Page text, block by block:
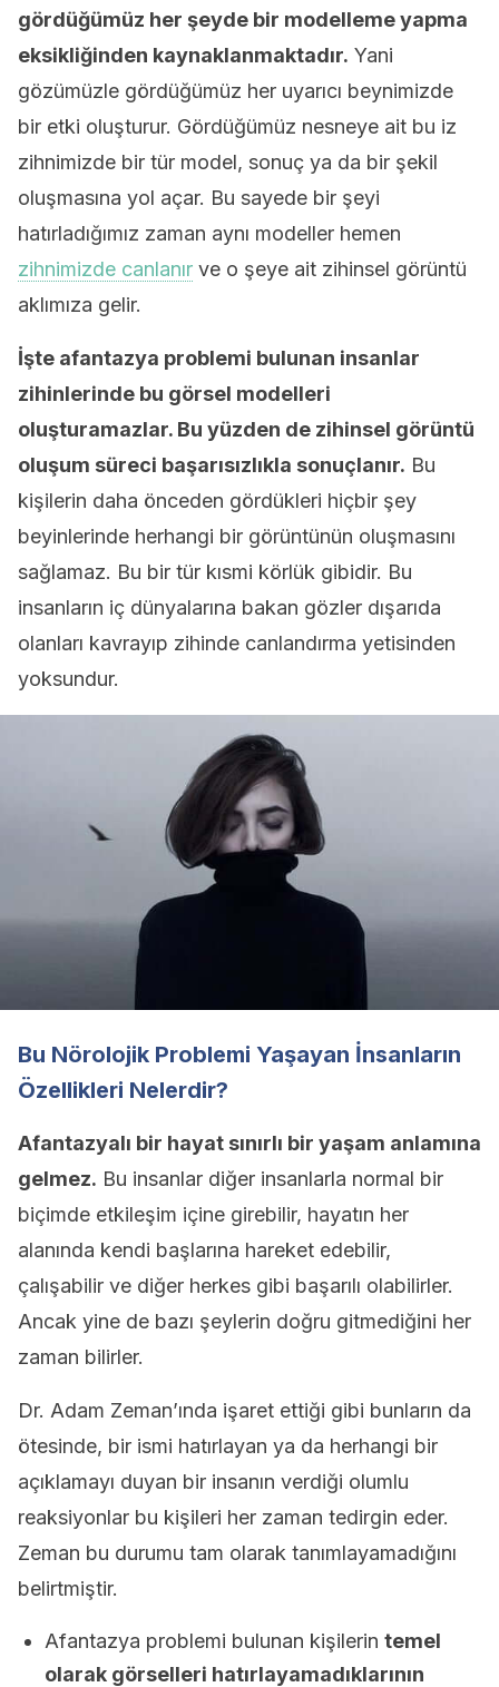
gördüğümüz her şeyde bir modelleme yapma
eksikliğinden kaynaklanmaktadır. Yani
gözümüzle gördüğümüz her uyarıcı beynimizde
bir etki oluşturur. Gördüğümüz nesneye ait bu iz
zihnimizde bir tür model, sonuç ya da bir şekil
oluşmasına yol açar. Bu sayede bir şeyi
hatırladığımız zaman aynı modeller hemen
zihnimizde canlanır ve o şeye ait zihinsel görüntü
aklımıza gelir.
İşte afantazya problemi bulunan insanlar
zihinlerinde bu görsel modelleri
oluşturamazlar. Bu yüzden de zihinsel görüntü
oluşum süreci başarısızlıkla sonuçlanır. Bu
kişilerin daha önceden gördükleri hiçbir şey
beyinlerinde herhangi bir görüntünün oluşmasını
sağlamaz. Bu bir tür kısmi körlük gibidir. Bu
insanların iç dünyalarına bakan gözler dışarıda
olanları kavrayıp zihinde canlandırma yetisinden
yoksundur.
Bu Nörolojik Problemi Yaşayan İnsanların
Özellikleri Nelerdir?
Afantazyalı bir hayat sınırlı bir yaşam anlamına
gelmez. Bu insanlar diğer insanlarla normal bir
biçimde etkileşim içine girebilir, hayatın her
alanında kendi başlarına hareket edebilir,
çalışabilir ve diğer herkes gibi başarılı olabilirler.
Ancak yine de bazı şeylerin doğru gitmediğini her
zaman bilirler.
Dr. Adam Zeman’ında işaret ettiği gibi bunların da
ötesinde, bir ismi hatırlayan ya da herhangi bir
açıklamayı duyan bir insanın verdiği olumlu
reaksiyonlar bu kişileri her zaman tedirgin eder.
Zeman bu durumu tam olarak tanımlayamadığını
belirtmiştir.
Afantazya problemi bulunan kişilerin temel
olarak görselleri hatırlayamadıklarının